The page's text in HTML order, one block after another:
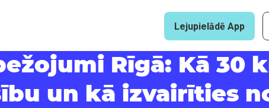
Lejupielādē App
Rīgā: Kā 30
un kā izvairīties